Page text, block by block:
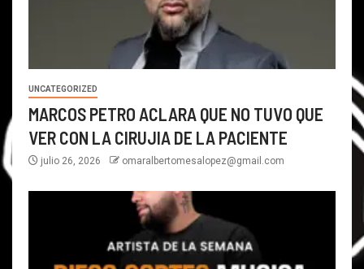
UNCATEGORIZED
MARCOS PETRO ACLARA QUE NO TUVO QUE
VER CON LA CIRUJIA DE LA PACIENTE
julio 26, 2026 omaralbertomesalopez@gmail.com